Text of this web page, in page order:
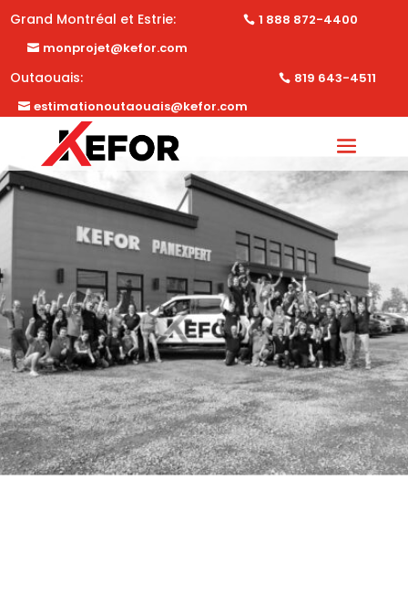
Grand Montréal et Estrie:
1 888 872-4400
monprojet@kefor.com
Outaouais:
819 643-4511
estimationoutaouais@kefor.com